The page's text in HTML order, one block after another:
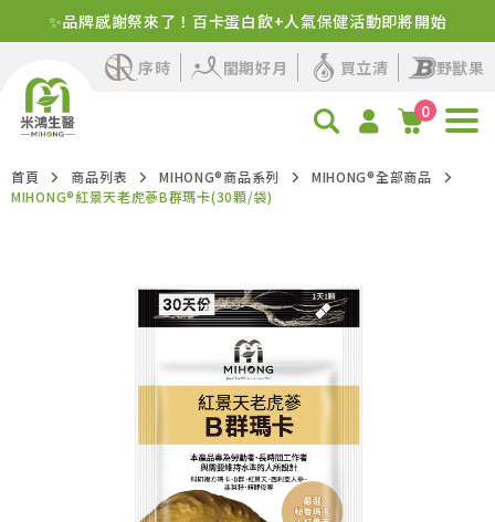
✨品牌感謝祭來了！百卡蛋白飲+人氣保健活動即將開始
序時 閨期好月 買立清
野獸果
0
首頁 商品列表 MIHONG®商品系列
MIHONG®全部商品
MIHONG®紅景天老虎蔘B群瑪卡(30顆/袋)